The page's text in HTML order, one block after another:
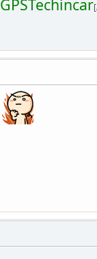
GPSTechincar